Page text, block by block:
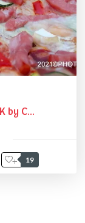
by C...
19